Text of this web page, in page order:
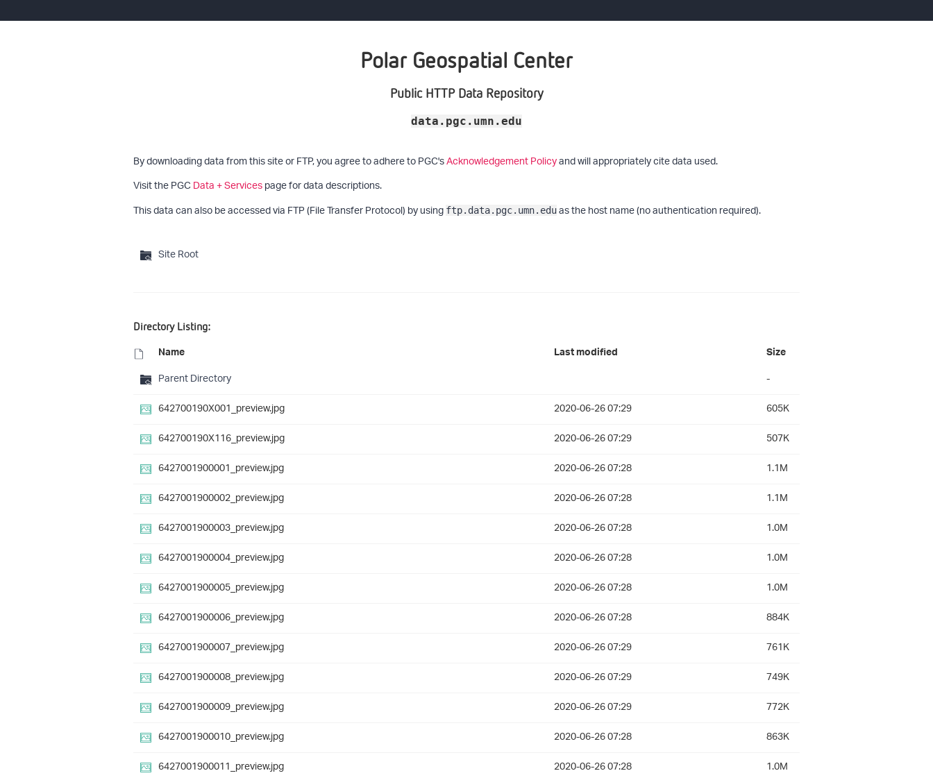
Polar Geospatial Center
Public HTTP Data Repository
data.pgc.umn.edu
By downloading data from this site or FTP, you agree to adhere to PGC'sAcknowledgement Policyand will appropriately cite data used.
Visit the PGCData + Servicespage for data descriptions.
This data can also be accessed via FTP (File Transfer Protocol) by using ftp.data.pgc.umn.eduas the host name (no authentication required).
Site Root
Directory Listing:
Name Last modified Size
Parent Directory
-
642700190X001_preview.jpg
2020-06-26 07:29
605K
642700190X116_preview.jpg
2020-06-26 07:29
507K
6427001900001_preview.jpg
2020-06-26 07:28
1.1M
6427001900002_preview.jpg
2020-06-26 07:28
1.1M
6427001900003_preview.jpg
2020-06-26 07:28
1.0M
6427001900004_preview.jpg
2020-06-26 07:28
1.0M
6427001900005_preview.jpg
2020-06-26 07:28
1.0M
6427001900006_preview.jpg
2020-06-26 07:28
884K
6427001900007_preview.jpg
2020-06-26 07:29
761K
6427001900008_preview.jpg
2020-06-26 07:29
749K
6427001900009_preview.jpg
2020-06-26 07:29
772K
6427001900010_preview.jpg
2020-06-26 07:28
863K
6427001900011_preview.jpg
2020-06-26 07:28
1.0M